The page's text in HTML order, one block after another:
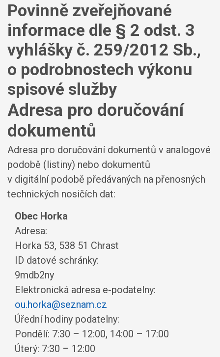
Povinně zveřejňované
informace dle § 2 odst. 3
vyhlášky č. 259/2012 Sb.,
o podrobnostech výkonu
spisové služby
Adresa pro doručování
dokumentů
Adresa pro doručování dokumentů v analogové
podobě (listiny) nebo dokumentů
v digitální podobě předávaných na přenosných
technických nosičích dat:
Obec Horka
Adresa:
Horka 53, 538 51 Chrast
ID datové schránky:
9mdb2ny
Elektronická adresa e‑podatelny:
ou.horka@seznam.cz
Úřední hodiny podatelny:
Pondělí: 7:30 – 12:00, 14:00 – 17:00
Úterý: 7:30 – 12:00